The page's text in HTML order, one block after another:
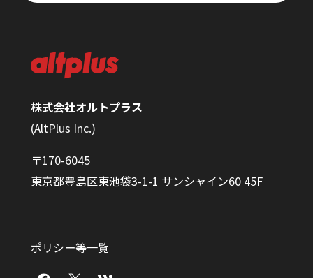
株式会社オルトプラス
(AltPlus Inc.)
〒170-6045
東京都豊島区東池袋3-1-1 サンシャイン60 45F
ポリシー等一覧